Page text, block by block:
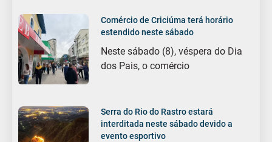
Comércio de Criciúma terá horário
estendido neste sábado
Neste sábado (8), véspera do Dia
dos Pais, o comércio
Serra do Rio do Rastro estará
interditada neste sábado devido a
evento esportivo